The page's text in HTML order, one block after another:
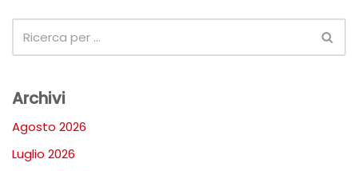
Archivi
Agosto 2026
Luglio 2026